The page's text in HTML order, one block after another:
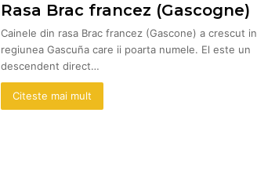
Rasa Brac francez (Gascogne)
Cainele din rasa Brac francez (Gascone) a crescut in
regiunea Gascuña care ii poarta numele. El este un
descendent direct…
Citeste mai mult